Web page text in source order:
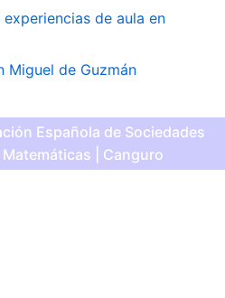
de aula en
Miguel de Guzmán
Española de Sociedades
| Canguro